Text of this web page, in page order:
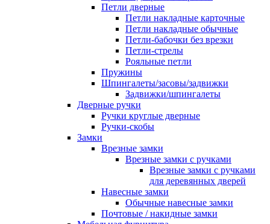
Петли дверные
Петли накладные карточные
Петли накладные обычные
Петли-бабочки без врезки
Петли-стрелы
Рояльные петли
Пружины
Шпингалеты/засовы/задвижки
Задвижки/шпингалеты
Дверные ручки
Ручки круглые дверные
Ручки-скобы
Замки
Врезные замки
Врезные замки с ручками
Врезные замки с ручками
для деревянных дверей
Навесные замки
Обычные навесные замки
Почтовые / накидные замки